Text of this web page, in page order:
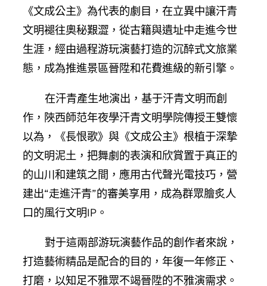
《文成公主》為代表的劇目，在立異中讓汗青
文明褪往奧秘艱澀，從古籍與遺址中走進今世
生涯，經由過程游玩演藝打造的沉醉式文旅業
態，成為推進景區晉陞和花費進級的新引擎。
在汗青產生地演出，基于汗青文明而創
作，陜西師范年夜學汗青文明學院傳授王雙懷
以為，《長恨歌》與《文成公主》根植于深摯
的文明泥土，把舞劇的表演和欣賞置于真正的
的山川和建筑之間，應用古代聲光電技巧，營
建出“走進汗青”的審美享用，成為群眾膾炙人
口的風行文明IP。
對于這兩部游玩演藝作品的創作者來說，
打造藝術精品是配合的目的，年復一年修正、
打磨，以知足不雅眾不竭晉陞的不雅演需求。